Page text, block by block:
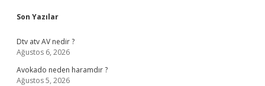
Sidebar
Son Yazılar
Dtv atv AV nedir ?
Ağustos 6, 2026
Avokado neden haramdır ?
Ağustos 5, 2026